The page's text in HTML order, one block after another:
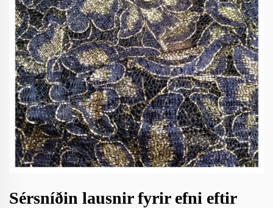
Sérsníðin lausnir fyrir efni eftir